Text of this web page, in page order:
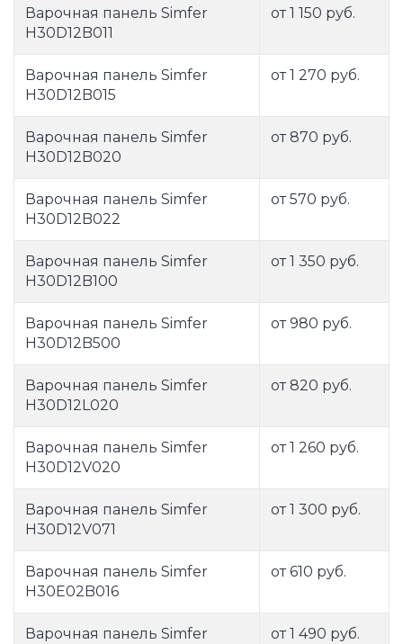
Варочная панель Simfer
H30D12B011
от 1 150 руб.
Варочная панель Simfer
H30D12B015
от 1 270 руб.
Варочная панель Simfer
H30D12B020
от 870 руб.
Варочная панель Simfer
H30D12B022
от 570 руб.
Варочная панель Simfer
H30D12B100
от 1 350 руб.
Варочная панель Simfer
H30D12B500
от 980 руб.
Варочная панель Simfer
H30D12L020
от 820 руб.
Варочная панель Simfer
H30D12V020
от 1 260 руб.
Варочная панель Simfer
H30D12V071
от 1 300 руб.
Варочная панель Simfer
H30E02B016
от 610 руб.
Варочная панель Simfer
от 1 490 руб.